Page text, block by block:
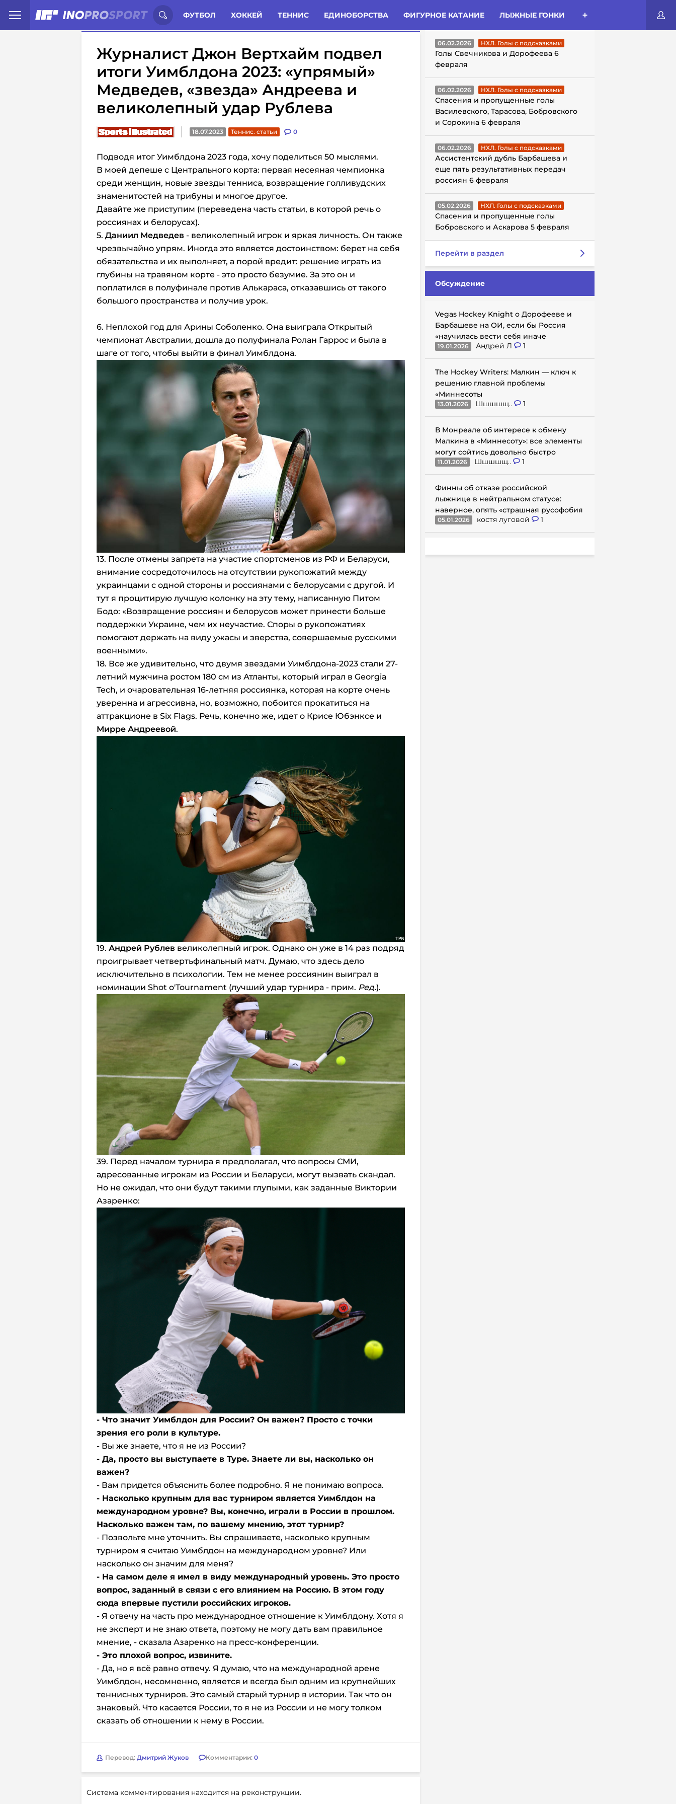
ФУТБОЛ ХОККЕЙ ТЕННИС ЕДИНОБОРСТВА ФИГУРНОЕ КАТАНИЕ ЛЫЖНЫЕ ГОНКИ
Иностранцы о спорте России: Статьи Комменты Новости
Журналист Джон Вертхайм подвел
итоги Уимблдона 2023: «упрямый»
Медведев, «звезда» Андреева и
великолепный удар Рублева
18.07.2023 Теннис. статьи 0
Подводя итог Уимблдона 2023 года, хочу поделиться 50 мыслями.
В моей депеше с Центрального корта: первая несеяная чемпионка
среди женщин, новые звезды тенниса, возвращение голливудских
знаменитостей на трибуны и многое другое.
Давайте же приступим (переведена часть статьи, в которой речь о
россиянах и белорусах).
5. Даниил Медведев - великолепный игрок и яркая личность. Он также
чрезвычайно упрям. Иногда это является достоинством: берет на себя
обязательства и их выполняет, а порой вредит: решение играть из
глубины на травяном корте - это просто безумие. За это он и
поплатился в полуфинале против Алькараса, отказавшись от такого
большого пространства и получив урок.
6. Неплохой год для Арины Соболенко. Она выиграла Открытый
чемпионат Австралии, дошла до полуфинала Ролан Гаррос и была в
шаге от того, чтобы выйти в финал Уимблдона.
13. После отмены запрета на участие спортсменов из РФ и Беларуси,
внимание сосредоточилось на отсутствии рукопожатий между
украинцами с одной стороны и россиянами с белорусами с другой. И
тут я процитирую лучшую колонку на эту тему, написанную Питом
Бодо: «Возвращение россиян и белорусов может принести больше
поддержки Украине, чем их неучастие. Споры о рукопожатиях
помогают держать на виду ужасы и зверства, совершаемые русскими
военными».
18. Все же удивительно, что двумя звездами Уимблдона-2023 стали 27-
летний мужчина ростом 180 см из Атланты, который играл в Georgia
Tech, и очаровательная 16-летняя россиянка, которая на корте очень
уверенна и агрессивна, но, возможно, побоится прокатиться на
аттракционе в Six Flags. Речь, конечно же, идет о Крисе Юбэнксе и
Мирре Андреевой.
19. Андрей Рублев великолепный игрок. Однако он уже в 14 раз подряд
проигрывает четвертьфинальный матч. Думаю, что здесь дело
исключительно в психологии. Тем не менее россиянин выиграл в
номинации Shot o'Tournament (лучший удар турнира - прим. Ред.).
39. Перед началом турнира я предполагал, что вопросы СМИ,
адресованные игрокам из России и Беларуси, могут вызвать скандал.
Но не ожидал, что они будут такими глупыми, как заданные Виктории
Азаренко:
- Что значит Уимблдон для России? Он важен? Просто с точки
зрения его роли в культуре.
- Вы же знаете, что я не из России?
- Да, просто вы выступаете в Туре. Знаете ли вы, насколько он
важен?
- Вам придется объяснить более подробно. Я не понимаю вопроса.
- Насколько крупным для вас турниром является Уимблдон на
международном уровне? Вы, конечно, играли в России в прошлом.
Насколько важен там, по вашему мнению, этот турнир?
- Позвольте мне уточнить. Вы спрашиваете, насколько крупным
турниром я считаю Уимблдон на международном уровне? Или
насколько он значим для меня?
- На самом деле я имел в виду международный уровень. Это просто
вопрос, заданный в связи с его влиянием на Россию. В этом году
сюда впервые пустили российских игроков.
- Я отвечу на часть про международное отношение к Уимблдону. Хотя я
не эксперт и не знаю ответа, поэтому не могу дать вам правильное
мнение, - сказала Азаренко на пресс-конференции.
- Это плохой вопрос, извините.
- Да, но я всё равно отвечу. Я думаю, что на международной арене
Уимблдон, несомненно, является и всегда был одним из крупнейших
теннисных турниров. Это самый старый турнир в истории. Так что он
знаковый. Что касается России, то я не из России и не могу толком
сказать об отношении к нему в России.
Перевод: Дмитрий Жуков Комментарии: 0
Система комментирования находится на реконструкции.
ГОЛЫ С ПОДСКАЗКАМИ
06.02.2026 НХЛ. Голы с подсказками
Голы Свечникова и Дорофеева 6
февраля
06.02.2026 НХЛ. Голы с подсказками
Спасения и пропущенные голы
Василевского, Тарасова, Бобровского
и Сорокина 6 февраля
06.02.2026 НХЛ. Голы с подсказками
Ассистентский дубль Барбашева и
еще пять результативных передач
россиян 6 февраля
05.02.2026 НХЛ. Голы с подсказками
Спасения и пропущенные голы
Бобровского и Аскарова 5 февраля
Перейти в раздел
Обсуждение
Vegas Hockey Knight о Дорофееве и
Барбашеве на ОИ, если бы Россия
«научилась вести себя иначе
19.01.2026 Андрей Л 1
The Hockey Writers: Малкин — ключ к
решению главной проблемы
«Миннесоты
13.01.2026 Шшшшщ.. 1
В Монреале об интересе к обмену
Малкина в «Миннесоту»: все элементы
могут сойтись довольно быстро
11.01.2026 Шшшшщ.. 1
Финны об отказе российской
лыжнице в нейтральном статусе:
наверное, опять «страшная русофобия
05.01.2026 костя луговой 1